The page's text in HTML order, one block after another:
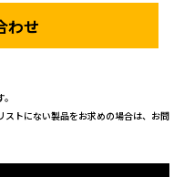
わせ
トにない製品をお求めの場合は、お問